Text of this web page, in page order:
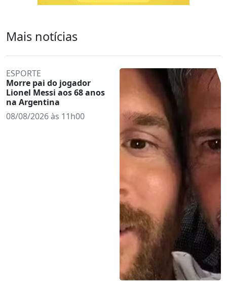
Mais notícias
ESPORTE
Morre pai do jogador
Lionel Messi aos 68 anos
na Argentina
08/08/2026 às 11h00